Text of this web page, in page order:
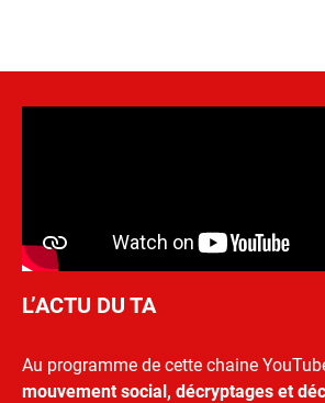
L’ACTU DU TA
Au programme de cette chaine
mouvement social, décryptages et